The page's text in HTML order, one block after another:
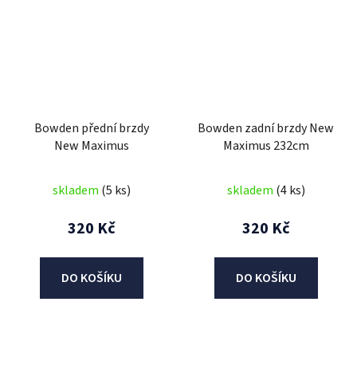
Bowden přední brzdy
New Maximus
skladem (5 ks)
320 Kč
DO KOŠÍKU
Bowden zadní brzdy New
Maximus 232cm
skladem (4 ks)
320 Kč
DO KOŠÍKU